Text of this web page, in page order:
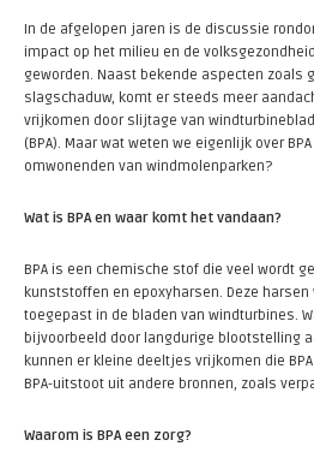
In de afgelopen jaren is de discussie
impact op het milieu en de
geworden. Naast bekende aspecten zoals
slagschaduw, komt er steeds meer
vrijkomen door slijtage van
(BPA). Maar wat weten we eigenlijk over
omwonenden van windmolenparken?
Wat is BPA en waar komt het vandaan?
BPA is een chemische stof die veel wordt
kunststoffen en epoxyharsen. Deze harsen
toegepast in de bladen van windturbines.
bijvoorbeeld door langdurige blootstelling
kunnen er kleine deeltjes vrijkomen die
BPA-uitstoot uit andere bronnen, zoals
Waarom is BPA een zorg?